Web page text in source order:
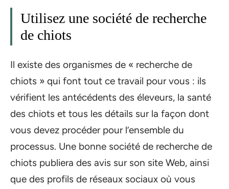
Utilisez une société de recherche
de chiots
Il existe des organismes de « recherche de
chiots » qui font tout ce travail pour vous : ils
vérifient les antécédents des éleveurs, la santé
des chiots et tous les détails sur la façon dont
vous devez procéder pour l’ensemble du
processus. Une bonne société de recherche de
chiots publiera des avis sur son site Web, ainsi
que des profils de réseaux sociaux où vous